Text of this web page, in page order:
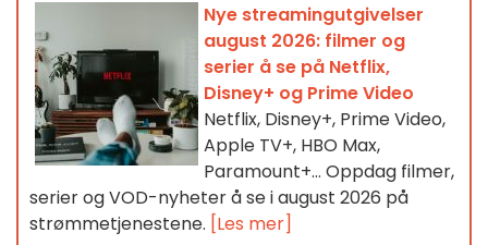
Nye streamingutgivelser
august 2026: filmer og
serier å se på Netflix,
Disney+ og Prime Video
Netflix, Disney+, Prime Video,
Apple TV+, HBO Max,
Paramount+… Oppdag filmer,
serier og VOD-nyheter å se i august 2026 på
strømmetjenestene. [Les mer]